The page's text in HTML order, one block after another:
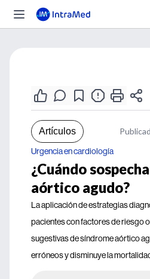
Artículos
Urgencia en cardiología
¿Cuándo
aórtico agudo?
La aplicación de estrategias
pacientes con factores de riesgo
sugestivas de síndrome aórtico
erróneos y disminuye la